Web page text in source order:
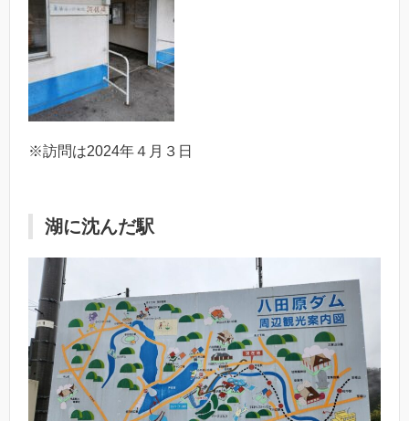
※訪問は2024年４月３日
湖に沈んだ駅